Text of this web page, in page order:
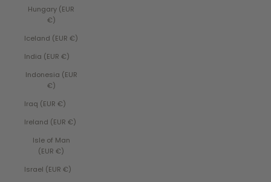
Hungary (EUR
€)
Iceland (EUR €)
India (EUR €)
Indonesia (EUR
€)
Iraq (EUR €)
Ireland (EUR €)
Isle of Man
(EUR €)
Israel (EUR €)